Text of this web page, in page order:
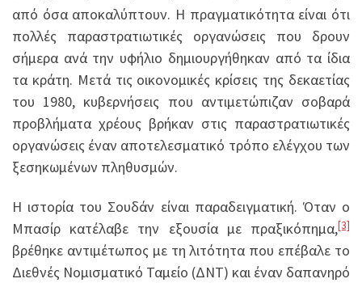
από όσα αποκαλύπτουν. Η πραγματικότητα είναι ότι
πολλές παραστρατιωτικές οργανώσεις που δρουν
σήμερα ανά την υφήλιο δημιουργήθηκαν από τα ίδια
τα κράτη. Μετά τις οικονομικές κρίσεις της δεκαετίας
του 1980, κυβερνήσεις που αντιμετώπιζαν σοβαρά
προβλήματα χρέους βρήκαν στις παραστρατιωτικές
οργανώσεις έναν αποτελεσματικό τρόπο ελέγχου των
ξεσηκωμένων πληθυσμών.
Η ιστορία του Σουδάν είναι παραδειγματική. Όταν ο
Μπασίρ κατέλαβε την εξουσία με πραξικόπημα,[3]
βρέθηκε αντιμέτωπος με τη λιτότητα που επέβαλε το
Διεθνές Νομισματικό Ταμείο (ΔΝΤ) και έναν δαπανηρό